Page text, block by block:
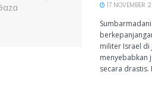
17
militer Israel di
menyebabkan
secara drastis.